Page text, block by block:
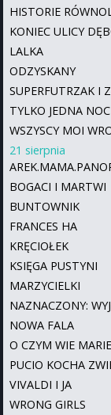
HISTORIE
KONIEC ULICY
LALKA
ODZYSKANY
SUPERFUTRZAK I
TYLKO JEDNA NOC
WSZYSCY MOI
21 sierpnia
BOGACI I MARTWI
BUNTOWNIK
FRANCES HA
KRĘCIOŁEK
KSIĘGA PUSTYNI
MARZYCIELKI
NAZNACZONY:
NOWA FALA
O CZYM WIE
PUCIO KOCHA
VIVALDI I JA
WRONG GIRLS